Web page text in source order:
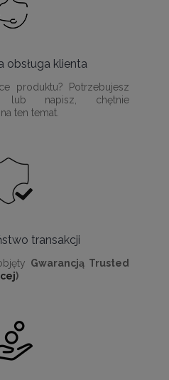
obsługa klienta
produktu? Potrzebujesz
lub napisz, chętnie
ten temat.
transakcji
Gwarancją Trusted
)